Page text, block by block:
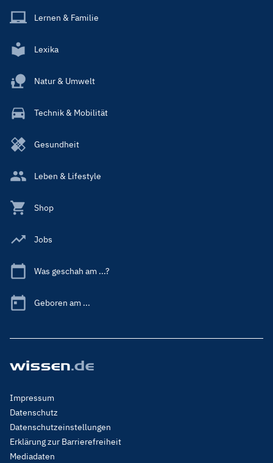
Lernen & Familie
Lexika
Natur & Umwelt
Technik & Mobilität
Gesundheit
Leben & Lifestyle
Shop
Jobs
Was geschah am ...?
Geboren am ...
Footer
Menu
Legal
Impressum
Datenschutz
Datenschutzeinstellungen
Erklärung zur Barrierefreiheit
Mediadaten